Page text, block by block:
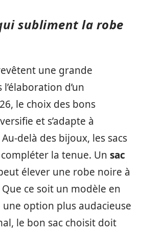
subliment la robe
une grande
d’un
le choix des bons
et s’adapte à
delà des bijoux, les sacs
la tenue. Un sac
élever une robe noire à
ce soit un modèle en
une option plus audacieuse
le bon sac choisit doit